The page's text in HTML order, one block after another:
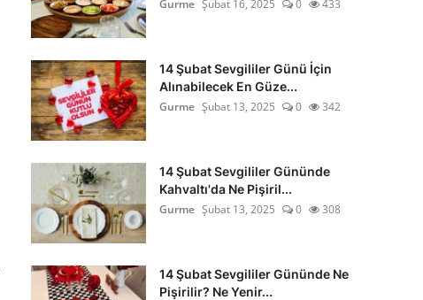
Gurme Şubat 16, 2025 0 433
14 Şubat Sevgililer Günü İçin
Alınabilecek En Güze...
Gurme Şubat 13, 2025 0 342
14 Şubat Sevgililer Gününde
Kahvaltı'da Ne Pişiril...
Gurme Şubat 13, 2025 0 308
14 Şubat Sevgililer Gününde Ne
Pişirilir? Ne Yenir...